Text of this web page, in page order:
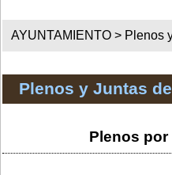
AYUNTAMIENTO > Plenos
Plenos y Juntas
Plenos